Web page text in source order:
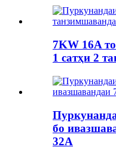
7KW 16A
1 сатҳи 2
бо
32A